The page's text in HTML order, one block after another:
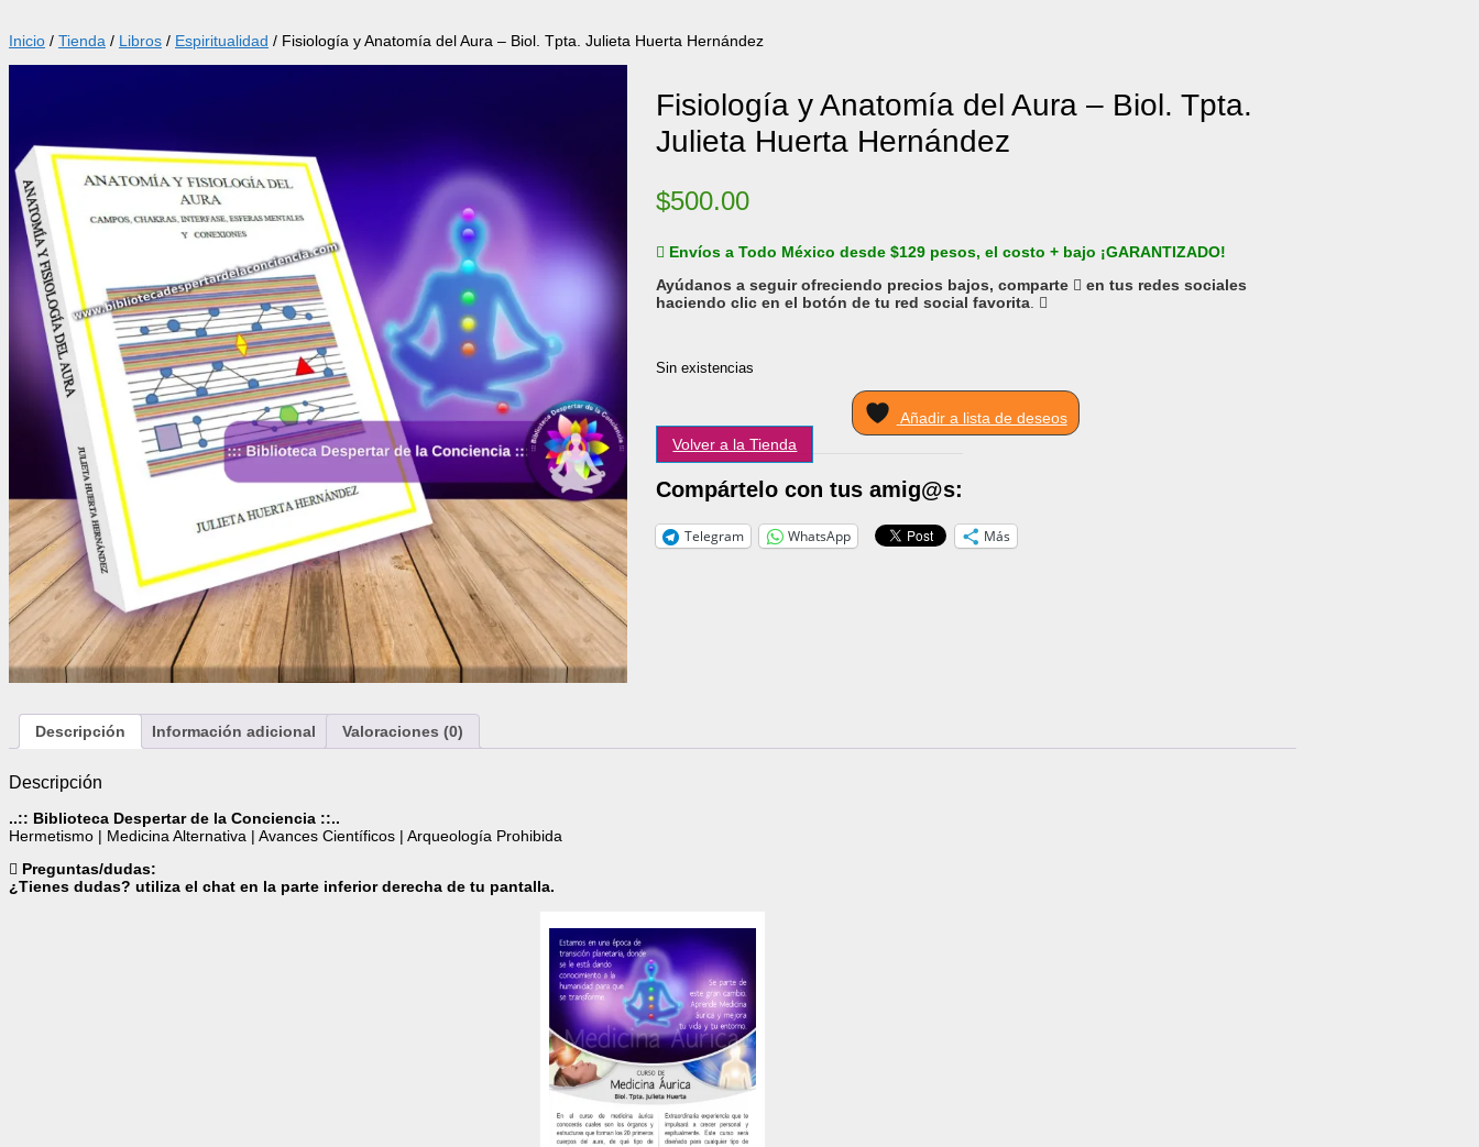
Inicio / Tienda / Libros / Espiritualidad / Fisiología y Anatomía del Aura – Biol. Tpta. Julieta Huerta Hernández
Fisiología y Anatomía del Aura – Biol. Tpta.
Julieta Huerta Hernández
$500.00
Envíos a Todo México desde $129 pesos, el costo + bajo ¡GARANTIZADO!
Ayúdanos a seguir ofreciendo precios bajos, comparte
en tus redes sociales
haciendo clic en el botón de tu red social favorita
Sin existencias
Añadir a lista de deseos
Volver a la Tienda
Compártelo con tus amig@s:
Telegram WhatsApp Más
Descripción Información adicional Valoraciones (0)
Descripción
..:: Biblioteca Despertar de la Conciencia ::..
Hermetismo | Medicina Alternativa | Avances Científicos | Arqueología Prohibida
Preguntas/dudas:
¿Tienes dudas? utiliza el chat en la parte inferior derecha de tu pantalla.